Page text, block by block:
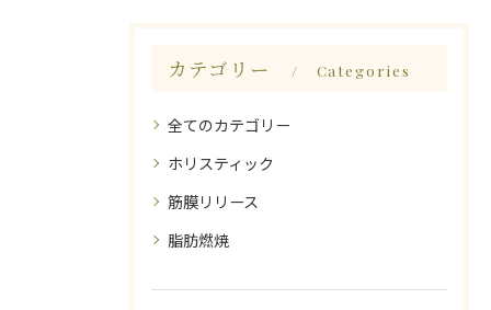
カテゴリー Categories
全てのカテゴリー
ホリスティック
筋膜リリース
脂肪燃焼